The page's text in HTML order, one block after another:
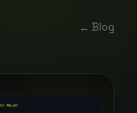
← Blog